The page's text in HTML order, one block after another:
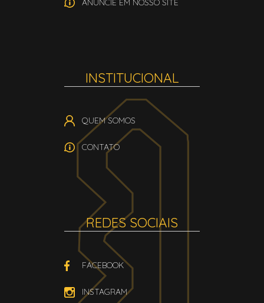
ANUNCIE EM NOSSO SITE
INSTITUCIONAL
QUEM SOMOS
CONTATO
REDES SOCIAIS
FACEBOOK
INSTAGRAM